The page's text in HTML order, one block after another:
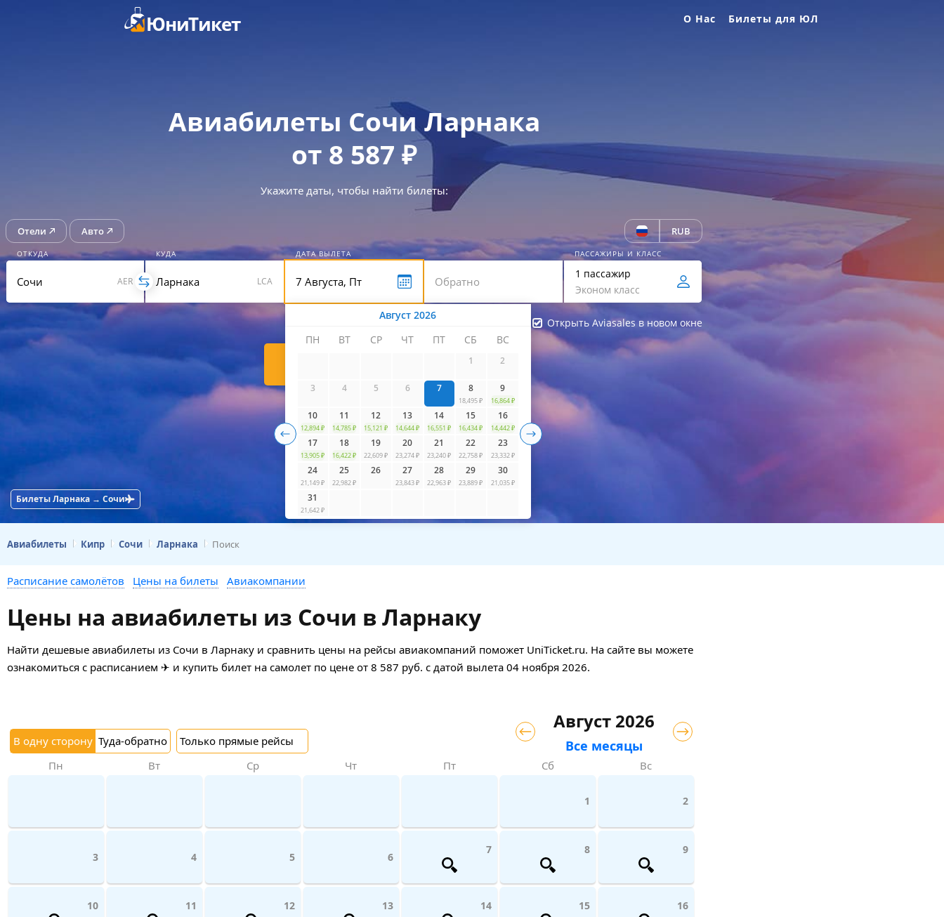
ЮниТикет О Нас Билеты для ЮЛ
Авиабилеты Сочи Ларнака
от 8 587 ₽
Укажите даты, чтобы найти билеты:
Отели Авто RUB
ОТКУДА
AER
КУДА
LCA
ДАТА ВЫЛЕТА
Август 2026
ПН
ВТ СР ЧТ ПТ СБ ВС
1 2
3 4 5 6 7 8
18,495 ₽
9
16,864 ₽
10
12,894 ₽
11
14,785 ₽
12
15,121 ₽
13
14,644 ₽
14
16,551 ₽
15
16,434 ₽
16
14,442 ₽
17
13,905 ₽
18
16,422 ₽
19
22,609 ₽
20
23,274 ₽
21
23,240 ₽
22
22,758 ₽
23
23,332 ₽
24
21,149 ₽
25
22,982 ₽
26 27
23,843 ₽
28
22,963 ₽
29
23,889 ₽
30
21,035 ₽
31
21,642 ₽
ПАССАЖИРЫ И КЛАСС
1 пассажир
Эконом класс
Открыть Aviasales в новом окне
Билеты Ларнака → Сочи
Авиабилеты Кипр Сочи Ларнака Поиск
Расписание самолётов Цены на билеты Авиакомпании
Цены на авиабилеты из Сочи в Ларнаку
Найти дешевые авиабилеты из Сочи в Ларнаку и сравнить цены на рейсы авиакомпаний поможет UniTicket.ru. На сайте вы можете
ознакомиться с расписанием ✈ и купить билет на самолет по цене от 8 587 руб. с датой вылета 04 ноября 2026.
В одну сторону Туда-обратно Только прямые рейсы
Август 2026
Все месяцы
Пн Вт Ср Чт Пт Сб Вс
1 2
3 4 5 6
7 8 9
10 11 12 13 14 15 16